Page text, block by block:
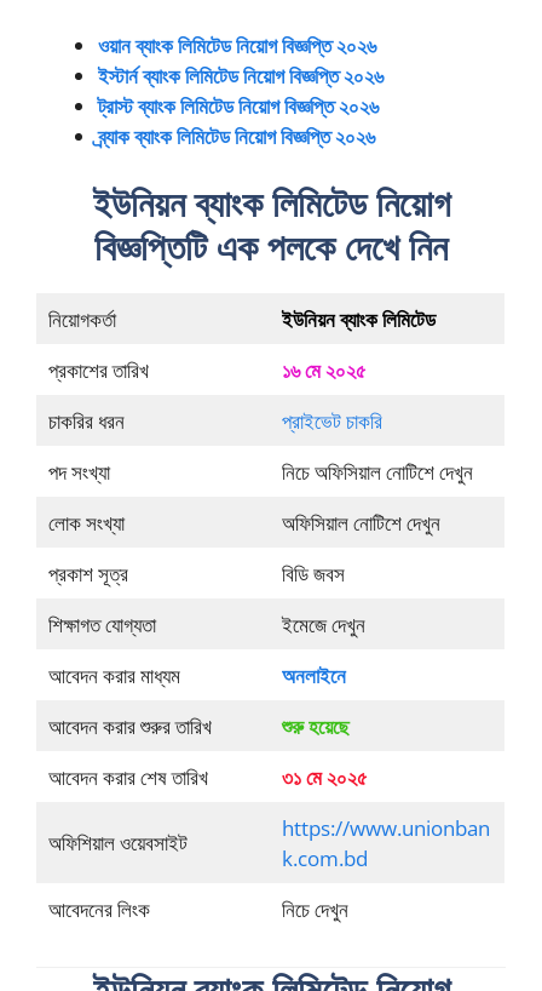
ওয়ান ব্যাংক লিমিটেড নিয়োগ বিজ্ঞপ্তি ২০২৬
ইস্টার্ন ব্যাংক লিমিটেড নিয়োগ বিজ্ঞপ্তি ২০২৬
ট্রাস্ট ব্যাংক লিমিটেড নিয়োগ বিজ্ঞপ্তি ২০২৬
ব্র্যাক ব্যাংক লিমিটেড নিয়োগ বিজ্ঞপ্তি ২০২৬
ইউনিয়ন ব্যাংক লিমিটেড নিয়োগ
বিজ্ঞপ্তিটি এক পলকে দেখে নিন
নিয়োগকর্তা
ইউনিয়ন ব্যাংক লিমিটেড
প্রকাশের তারিখ
১৬ মে ২০২৫
চাকরির ধরন
প্রাইভেট চাকরি
পদ সংখ্যা
নিচে অফিসিয়াল নোটিশে দেখুন
লোক সংখ্যা
অফিসিয়াল নোটিশে দেখুন
প্রকাশ সূত্র
বিডি জবস
শিক্ষাগত যোগ্যতা
ইমেজে দেখুন
আবেদন করার মাধ্যম
অনলাইনে
আবেদন করার শুরুর তারিখ
শুরু হয়েছে
আবেদন করার শেষ তারিখ
৩১ মে ২০২৫
অফিশিয়াল ওয়েবসাইট
https://www.unionban
k.com.bd
আবেদনের লিংক
নিচে দেখুন